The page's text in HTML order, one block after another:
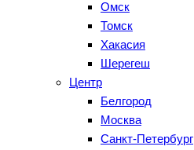
Омск
Томск
Хакасия
Шерегеш
Центр
Белгород
Москва
Санкт-Петербург